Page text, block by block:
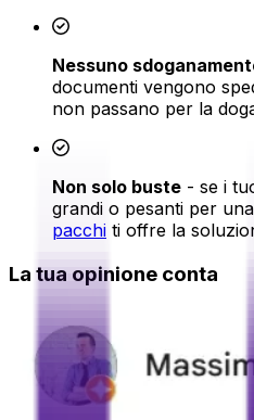
Nessuno
documenti vengono
non passano per la
Non solo buste - se i
grandi o pesanti per
pacchi ti offre la
La tua opinione conta